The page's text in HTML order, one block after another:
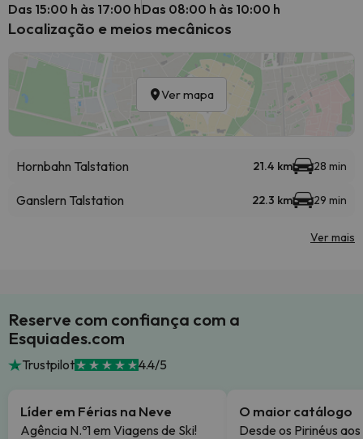
Das 15:00 h às 17:00 hDas 08:00 h às 10:00 h
Localização e meios mecânicos
Ver mapa
Hornbahn Talstation 21.4 km 28 min
Ganslern Talstation 22.3 km 29 min
Ver mais
Reserve com confiança com a
Esquiades.com
Trustpilot 4.4/5
Líder em Férias na Neve
Agência N.º1 em Viagens de Ski!
O maior catálogo
Desde os Pirinéus